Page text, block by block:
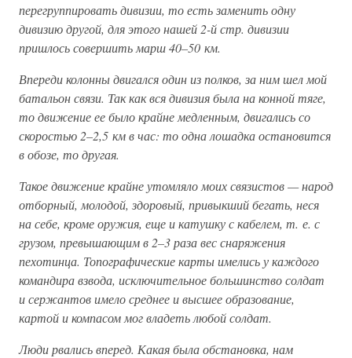
перегруппировать дивизии, то есть заменить одну
дивизию другой, для этого нашей 2-й стр. дивизии
пришлось совершить марш 40–50 км.
Впереди колонны двигался один из полков, за ним шел мой
батальон связи. Так как вся дивизия была на конной тяге,
то движение ее было крайне медленным, двигались со
скоростью 2–2,5 км в час: то одна лошадка остановится
в обозе, то другая.
Такое движение крайне утомляло моих связистов — народ
отборный, молодой, здоровый, привыкший бегать, неся
на себе, кроме оружия, еще и катушку с кабелем, т. е. с
грузом, превышающим в 2–3 раза вес снаряжения
пехотинца. Топографические карты имелись у каждого
командира взвода, исключительное большинство солдат
и сержантов имело среднее и высшее образование,
картой и компасом мог владеть любой солдат.
Люди рвались вперед. Какая была обстановка, нам